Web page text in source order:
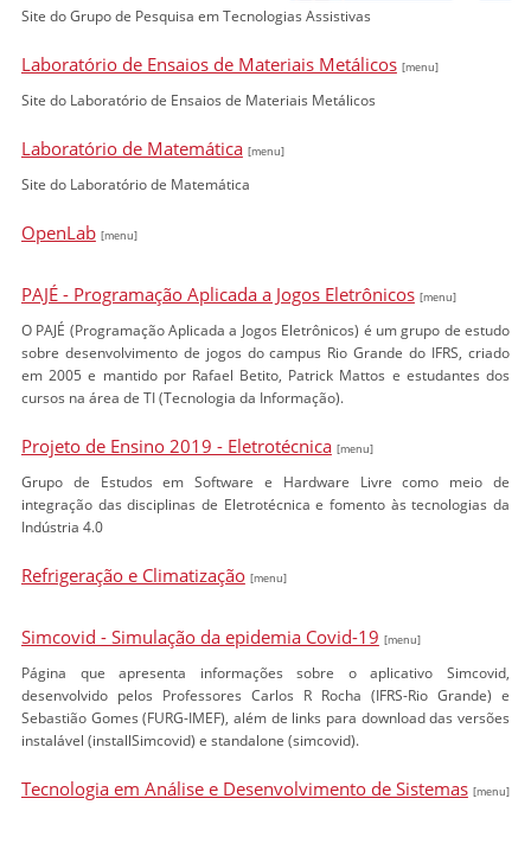
Site do Grupo de Pesquisa em Tecnologias Assistivas
Laboratório de Ensaios de Materiais Metálicos [menu]
Site do Laboratório de Ensaios de Materiais Metálicos
Laboratório de Matemática [menu]
Site do Laboratório de Matemática
OpenLab [menu]
PAJÉ - Programação Aplicada a Jogos Eletrônicos [menu]
O PAJÉ (Programação Aplicada a Jogos Eletrônicos) é um grupo de estudo
sobre desenvolvimento de jogos do campus Rio Grande do IFRS, criado
em 2005 e mantido por Rafael Betito, Patrick Mattos e estudantes dos
cursos na área de TI (Tecnologia da Informação).
Projeto de Ensino 2019 - Eletrotécnica [menu]
Grupo de Estudos em Software e Hardware Livre como meio de
integração das disciplinas de Eletrotécnica e fomento às tecnologias da
Indústria 4.0
Refrigeração e Climatização [menu]
Simcovid - Simulação da epidemia Covid-19 [menu]
Página que apresenta informações sobre o aplicativo Simcovid,
desenvolvido pelos Professores Carlos R Rocha (IFRS-Rio Grande) e
Sebastião Gomes (FURG-IMEF), além de links para download das versões
instalável (installSimcovid) e standalone (simcovid).
Tecnologia em Análise e Desenvolvimento de Sistemas [menu]